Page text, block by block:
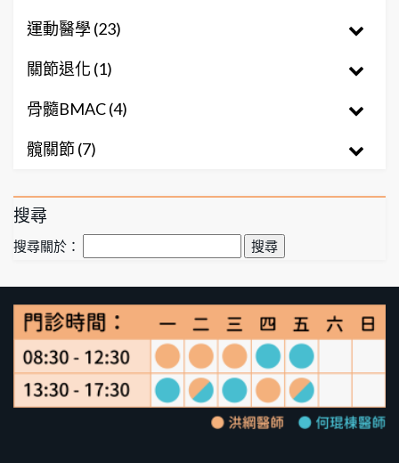
運動醫學 (23)
關節退化 (1)
骨髓BMAC (4)
髖關節 (7)
搜尋
搜尋關於：